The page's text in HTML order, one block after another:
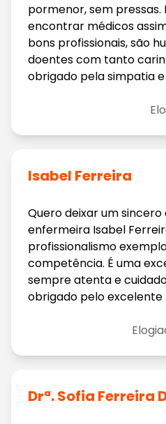
pormenor, sem pressas.
encontrar médicos
bons profissionais, são
doentes com tanto
obrigado pela simpatia
Isabel Ferreira
Quero deixar um
enfermeira Isabel
profissionalismo
competência. É uma
sempre atenta e
obrigado pelo excelente
Drª. Sofia Ferreira